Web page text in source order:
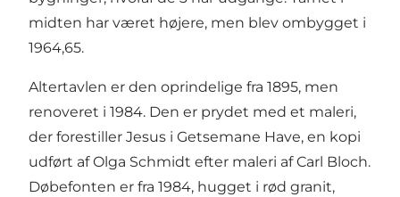
midten har været højere, men blev ombygget i
1964,65.
Altertavlen er den oprindelige fra 1895, men
renoveret i 1984. Den er prydet med et maleri,
der forestiller Jesus i Getsemane Have, en kopi
udført af Olga Schmidt efter maleri af Carl Bloch.
Døbefonten er fra 1984, hugget i rød granit,